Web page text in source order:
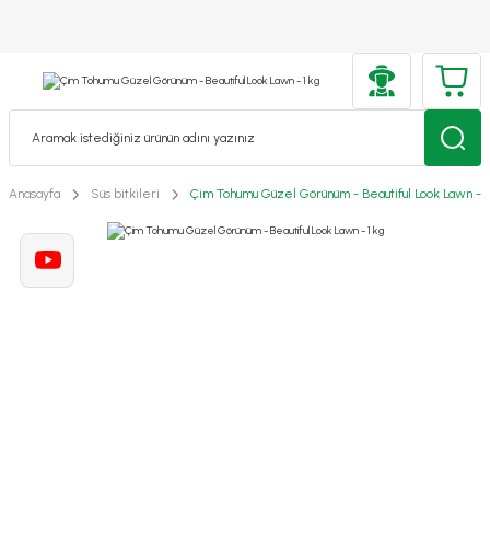
Anasayfa Süs bitkileri Çim Tohumu Güzel Görünüm - Beautiful Look Lawn -